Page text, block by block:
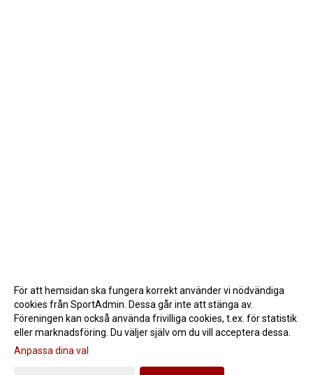
Gå till Webbversion
För att hemsidan ska fungera korrekt använder vi nödvändiga
cookies från SportAdmin. Dessa går inte att stänga av.
Föreningen kan också använda frivilliga cookies, t.ex. för statistik
eller marknadsföring. Du väljer själv om du vill acceptera dessa.
Anpassa dina val